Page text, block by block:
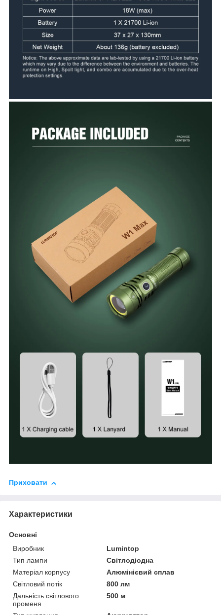
Приховати
Характеристики
Основні
Виробник
Lumintop
Тип лампи
Світлодіодна
Матеріал корпусу
Алюмінієвий сплав
Світловий потік
800 лм
Дальність світлового
променя
500 м